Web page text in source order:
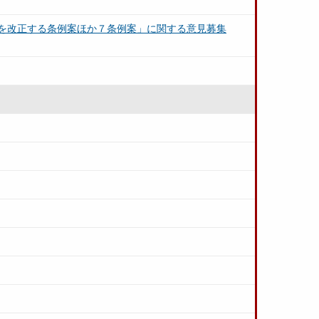
改正する条例案ほか７条例案」に関する意見募集